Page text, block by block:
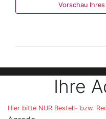
Vorschau
Der folgende Bereich
Ihre
Hier bitte NUR Bestell- bzw.